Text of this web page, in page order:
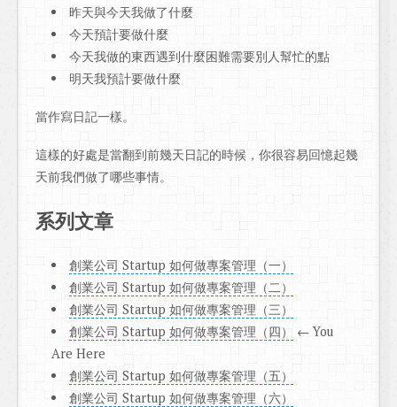
昨天與今天我做了什麼
今天預計要做什麼
今天我做的東西遇到什麼困難需要別人幫忙的點
明天我預計要做什麼
當作寫日記一樣。
這樣的好處是當翻到前幾天日記的時候，你很容易回憶起幾
天前我們做了哪些事情。
系列文章
創業公司 Startup 如何做專案管理（一）
創業公司 Startup 如何做專案管理（二）
創業公司 Startup 如何做專案管理（三）
創業公司 Startup 如何做專案管理（四） ← You
Are Here
創業公司 Startup 如何做專案管理（五）
創業公司 Startup 如何做專案管理（六）